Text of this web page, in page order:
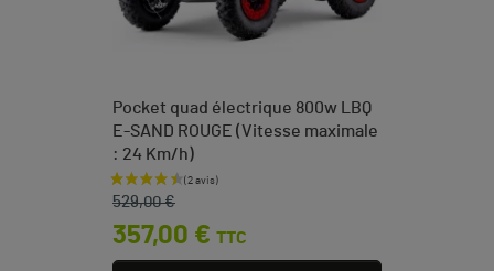
Pocket quad électrique 800w LBQ
E-SAND ROUGE (Vitesse maximale
: 24 Km/h)
Prix de base
529,00 €
Prix
357,00 € TTC